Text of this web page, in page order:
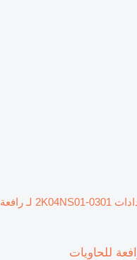
لوحة العدادات 2K04NS01-0301 لـ رافعة